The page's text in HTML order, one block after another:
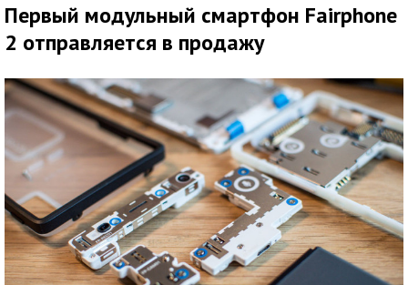
Первый модульный смартфон Fairphone
2 отправляется в продажу